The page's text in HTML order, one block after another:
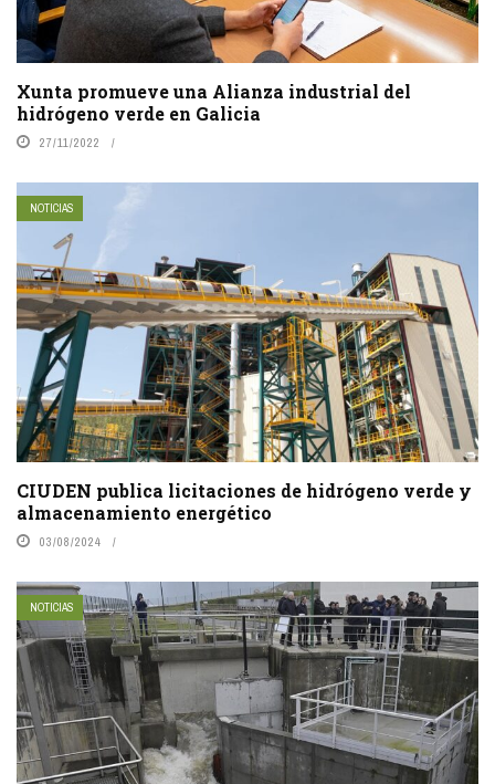
Xunta promueve una Alianza industrial del
hidrógeno verde en Galicia
27/11/2022
NOTICIAS
CIUDEN publica licitaciones de hidrógeno verde y
almacenamiento energético
03/08/2024
NOTICIAS